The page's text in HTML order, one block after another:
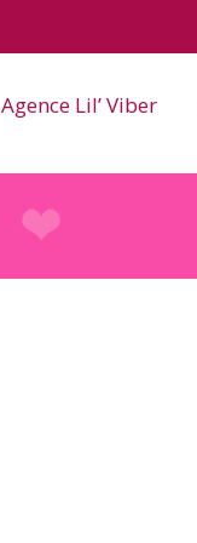
Agence Lil’ Viber